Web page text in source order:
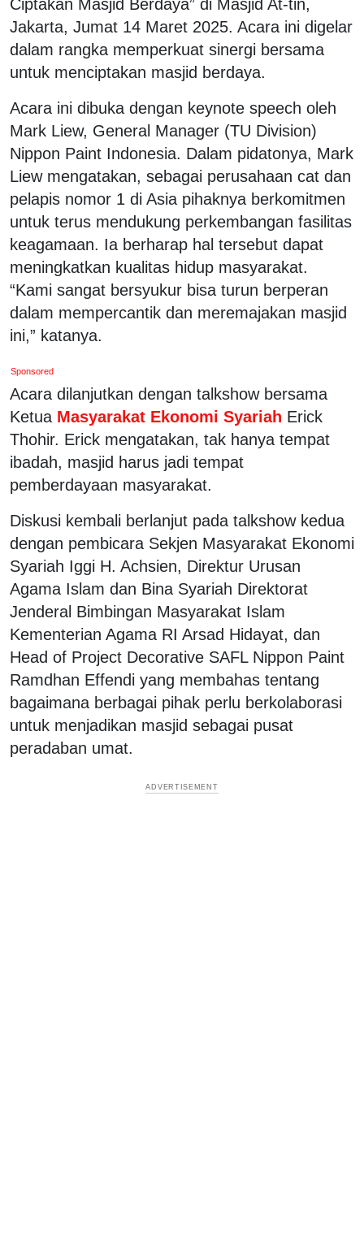
Ciptakan Masjid Berdaya” di Masjid At-tin,
Jakarta, Jumat 14 Maret 2025. Acara ini digelar
dalam rangka memperkuat sinergi bersama
untuk menciptakan masjid berdaya.
Acara ini dibuka dengan keynote speech oleh
Mark Liew, General Manager (TU Division)
Nippon Paint Indonesia. Dalam pidatonya, Mark
Liew mengatakan, sebagai perusahaan cat dan
pelapis nomor 1 di Asia pihaknya berkomitmen
untuk terus mendukung perkembangan fasilitas
keagamaan. Ia berharap hal tersebut dapat
meningkatkan kualitas hidup masyarakat.
“Kami sangat bersyukur bisa turun berperan
dalam mempercantik dan meremajakan masjid
ini,” katanya.
Sponsored
Acara dilanjutkan dengan talkshow bersama
Ketua Masyarakat Ekonomi Syariah Erick
Thohir. Erick mengatakan, tak hanya tempat
ibadah, masjid harus jadi tempat
pemberdayaan masyarakat.
Diskusi kembali berlanjut pada talkshow kedua
dengan pembicara Sekjen Masyarakat Ekonomi
Syariah Iggi H. Achsien, Direktur Urusan
Agama Islam dan Bina Syariah Direktorat
Jenderal Bimbingan Masyarakat Islam
Kementerian Agama RI Arsad Hidayat, dan
Head of Project Decorative SAFL Nippon Paint
Ramdhan Effendi yang membahas tentang
bagaimana berbagai pihak perlu berkolaborasi
untuk menjadikan masjid sebagai pusat
peradaban umat.